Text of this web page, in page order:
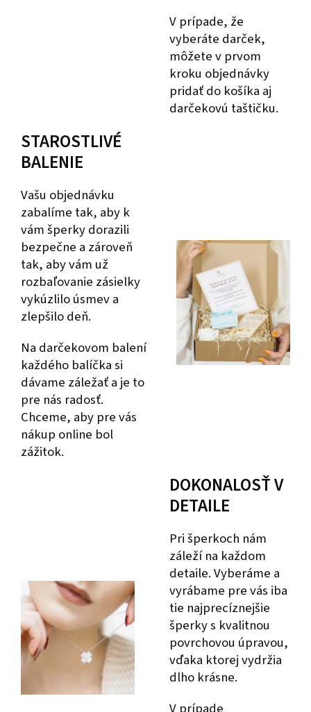
V prípade, že
vyberáte darček,
môžete v prvom
kroku objednávky
pridať do košíka aj
darčekovú taštičku.
STAROSTLIVÉ
BALENIE
Vašu objednávku
zabalíme tak, aby k
vám šperky dorazili
bezpečne a zároveň
tak, aby vám už
rozbaľovanie zásielky
vykúzlilo úsmev a
zlepšilo deň.
Na darčekovom balení
každého balíčka si
dávame záležať a je to
pre nás radosť.
Chceme, aby pre vás
nákup online bol
zážitok.
DOKONALOSŤ V
DETAILE
Pri šperkoch nám
záleží na každom
detaile. Vyberáme a
vyrábame pre vás iba
tie najprecíznejšie
šperky s kvalitnou
povrchovou úpravou,
vďaka ktorej vydržia
dlho krásne.
V prípade